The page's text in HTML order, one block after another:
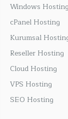
Windows Hosting
cPanel Hosting
Kurumsal
Reseller Hosting
Cloud Hosting
VPS Hosting
SEO Hosting